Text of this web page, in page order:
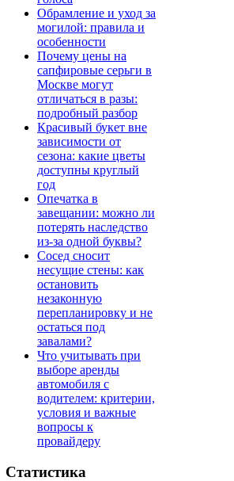
Обрамление и уход за
могилой: правила и
особенности
Почему цены на
сапфировые серьги в
Москве могут
отличаться в разы:
подробный разбор
Красивый букет вне
зависимости от
сезона: какие цветы
доступны круглый
год
Опечатка в
завещании: можно ли
потерять наследство
из-за одной буквы?
Сосед сносит
несущие стены: как
остановить
незаконную
перепланировку и не
остаться под
завалами?
Что учитывать при
выборе аренды
автомобиля с
водителем: критерии,
условия и важные
вопросы к
провайдеру
Статистика